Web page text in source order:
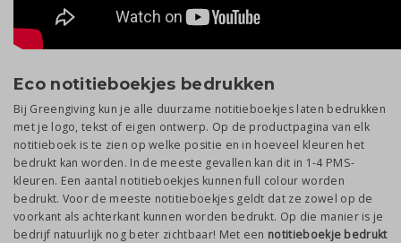
Eco notitieboekjes bedrukken
Bij Greengiving kun je alle duurzame notitieboekjes laten bedrukken
met je logo, tekst of eigen ontwerp. Op de productpagina van elk
notitieboek is te zien op welke positie en in hoeveel kleuren het
bedrukt kan worden. In de meeste gevallen kan dit in 1-4 PMS-
kleuren. Een aantal notitieboekjes kunnen full colour worden
bedrukt. Voor de meeste notitieboekjes geldt dat ze zowel op de
voorkant als achterkant kunnen worden bedrukt. Op die manier is je
bedrijf natuurlijk nog beter zichtbaar! Met een notitieboekje bedrukt